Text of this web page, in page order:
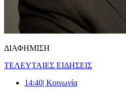
ΔΙΑΦΗΜΙΣΗ
ΤΕΛΕΥΤΑΙΕΣ ΕΙΔΗΣΕΙΣ
14:40| Κοινωνία